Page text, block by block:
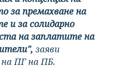
за премахване на
и за солидарно
на заплатите на
заяви
ПГ на ПБ.